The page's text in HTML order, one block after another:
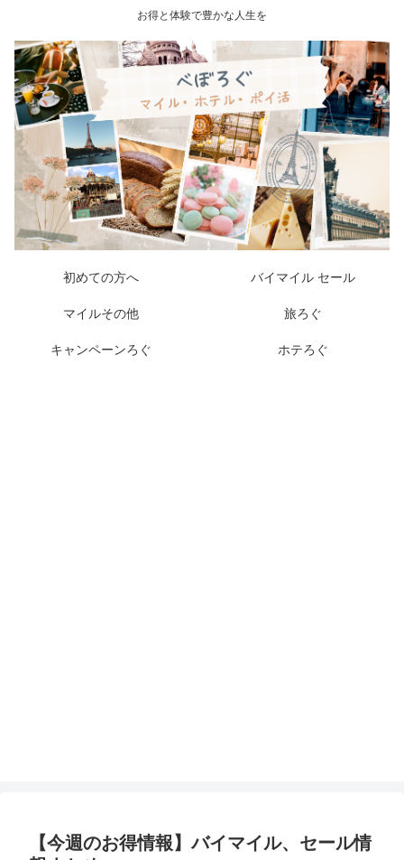
お得と体験で豊かな人生を
初めての方へ バイマイル セール
マイルその他 旅ろぐ
キャンペーンろぐ ホテろぐ
【今週のお得情報】バイマイル、セール情